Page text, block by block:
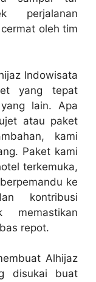
perjalanan
oleh tim
Indowisata
yang tepat
lain. Apa
atau paket
kami
Paket kami
terkemuka,
ke
kontribusi
memastikan
repot.
Alhijaz
disukai buat